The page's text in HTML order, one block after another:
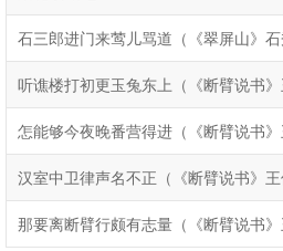
石三郎进门来莺儿骂道（《翠屏山》石
听谯楼打初更玉兔东上（《断臂说书》
怎能够今夜晚番营得进（《断臂说书》
汉室中卫律声名不正（《断臂说书》王
那要离断臂行颇有志量（《断臂说书》